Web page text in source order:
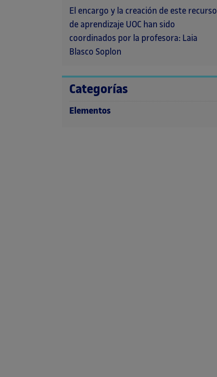
El encargo y la creación de este recurso
de aprendizaje UOC han sido
coordinados por la profesora: Laia
Blasco Soplon
Categorías
Elementos